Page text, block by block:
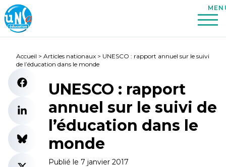
Accueil > Articles nationaux > UNESCO : rapport annuel sur le suivi
de l’éducation dans le monde
UNESCO : rapport
annuel sur le suivi de
l’éducation dans le
monde
Publié le 7 janvier 2017